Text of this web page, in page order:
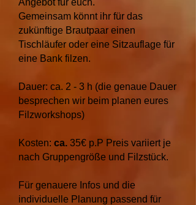
Angebot für euch.
Gemeinsam könnt ihr für das
zukünftige Brautpaar einen
Tischläufer oder eine Sitzauflage für
eine Bank filzen.
Dauer: ca. 2 - 3 h (die genaue Dauer
besprechen wir beim planen eures
Filzworkshops)
Kosten: ca. 35€ p.P Preis variiert je
nach Gruppengröße und Filzstück.
Für genauere Infos und die
individuelle Planung passend für